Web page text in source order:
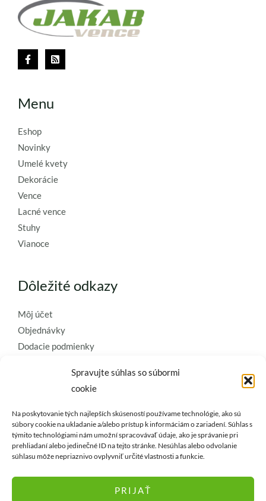
Spravujte súhlas so súbormi
cookie
Na poskytovanie tých najlepších skúseností používame technológie, ako sú
súbory cookie na ukladanie a/alebo prístup k informáciám o zariadení. Súhlas s
týmito technológiami nám umožní spracovávať údaje, ako je správanie pri
prehliadaní alebo jedinečné ID na tejto stránke. Nesúhlas alebo odvolanie
súhlasu môže nepriaznivo ovplyvniť určité vlastnosti a funkcie.
PRIJAŤ
Menu
Eshop
Novinky
Umelé kvety
Dekorácie
Vence
Lacné vence
Stuhy
Vianoce
Dôležité odkazy
Môj účet
Objednávky
Dodacie podmienky
Ochrana osobných údajov
Zásady používania súborov cookie
Kontaktujte nás a požiadajte o
najkvalitnejšie umelé kvety a
dekorácie..